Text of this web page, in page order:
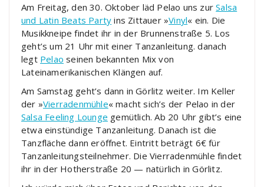
Am Freitag, den 30. Oktober läd Pelao uns zurSalsa
und Latin Beats Party ins Zittauer »Vinyl« ein. Die
Musikkneipe findet ihr in der Brunnenstraße 5. Los
geht’s um 21 Uhr mit einer Tanzanleitung. danach
legt Pelao seinen bekannten Mix von
Lateinamerikanischen Klängen auf.
Am Samstag geht’s dann in Görlitz weiter. Im Keller
der »Vierradenmühle« macht sich’s der Pelao in der
Salsa Feeling Lounge gemütlich. Ab 20 Uhr gibt’s eine
etwa einstündige Tanzanleitung. Danach ist die
Tanzfläche dann eröffnet. Eintritt beträgt 6€ für
Tanzanleitungsteilnehmer. Die Vierradenmühle findet
ihr in der Hotherstraße 20 — natürlich in Görlitz.